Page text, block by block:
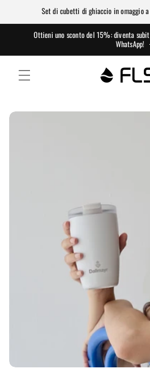
direttamente
ai contenuti
Set di cubetti di ghiaccio in omaggio
Ottieni uno sconto del 15%: diventa
WhatsApp!